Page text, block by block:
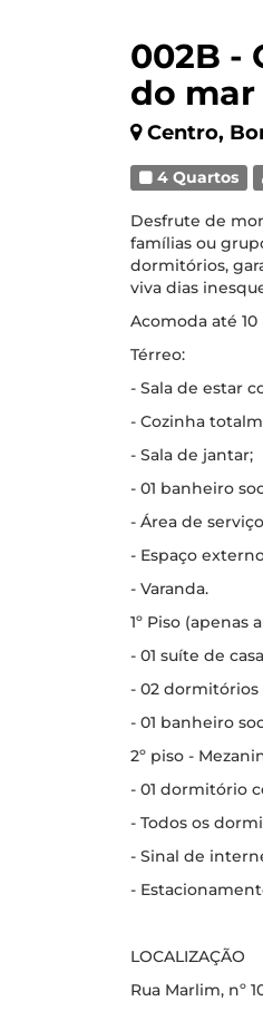
002B -
do mar
Centro,
4 Quartos
Desfrute de
famílias ou
dormitórios,
viva dias
Acomoda até
Térreo:
- Sala de estar
- Cozinha
- Sala de jantar;
- 01 banheiro
- Área de
- Espaço
- Varanda.
1º Piso (apenas
- 01 suíte de
- 02 dormitórios
- 01 banheiro
2º piso -
- 01 dormitório
- Todos os
- Sinal de
-
LOCALIZAÇÃO
Rua Marlim, nº